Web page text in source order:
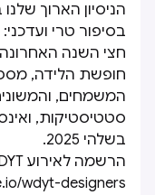
הניסיון הארוך
בסיפור טרי
חצי השנה
חופשת הלידה,
המשמחים,
סטטיסטיקות,
בשלהי 2025.
הרשמה לאירוע WDYT:
wdyt-designers